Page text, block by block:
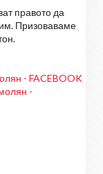
правото да
Призоваваме
- FACEBOOK
-